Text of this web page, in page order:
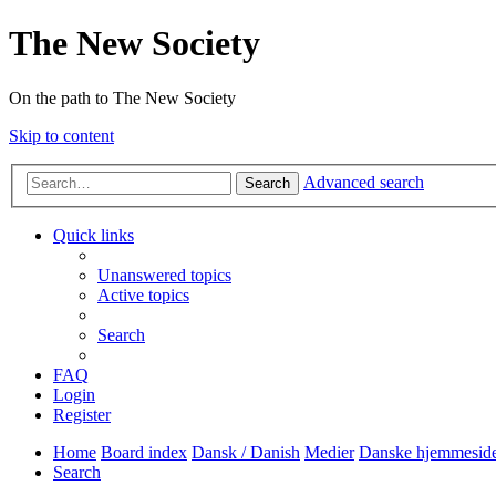
The New Society
On the path to The New Society
Skip to content
Search Advanced search
Quick links
Unanswered topics
Active topics
Search
FAQ
Login
Register
Home Board index Dansk / Danish Medier Danske
Search